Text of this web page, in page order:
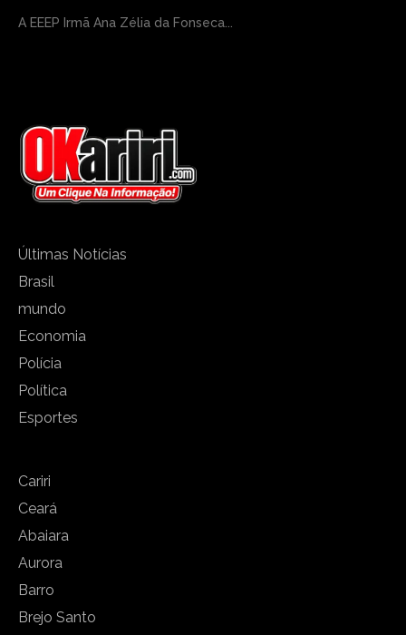
A EEEP Irmã Ana Zélia da Fonseca...
Últimas Notícias
Brasil
mundo
Economia
Polícia
Política
Esportes
Cariri
Ceará
Abaiara
Aurora
Barro
Brejo Santo